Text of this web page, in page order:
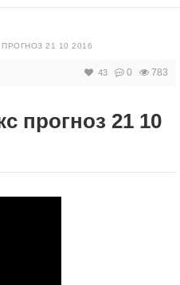
21 10 2016
43 0 783
прогноз 21 10